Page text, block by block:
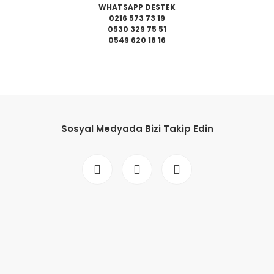
WHATSAPP DESTEK
0216 573 73 19
0530 329 75 51
0549 620 18 16
Sosyal Medyada Bizi Takip Edin